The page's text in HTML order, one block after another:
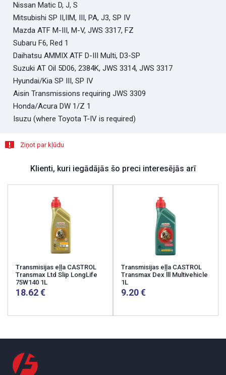
Nissan Matic D, J, S
Mitsubishi SP II,IIM, III, PA, J3, SP IV
Mazda ATF M-III, M-V, JWS 3317, FZ
Subaru F6, Red 1
Daihatsu AMMIX ATF D-III Multi, D3-SP
Suzuki AT Oil 5D06, 2384K, JWS 3314, JWS 3317
Hyundai/Kia SP III, SP IV
Aisin Transmissions requiring JWS 3309
Honda/Acura DW 1/Z 1
Isuzu (where Toyota T-IV is required)
Ziņot par kļūdu
Klienti, kuri iegādājās šo preci interesējās arī
Transmisijas eļļa CASTROL
Transmax Ltd Slip LongLife
75W140 1L
18.62
Transmisijas eļļa CASTROL
Transmax Dex lll Multivehicle
1L
9.20